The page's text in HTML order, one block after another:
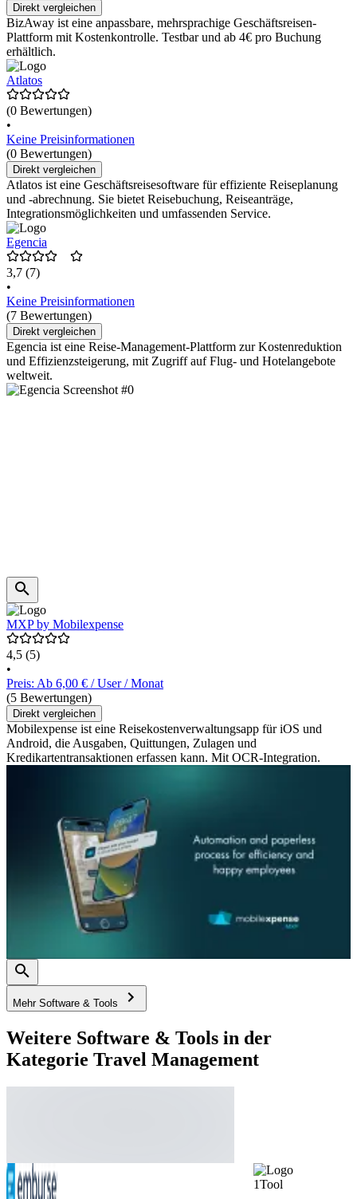
Direkt vergleichen
BizAway ist eine anpassbare, mehrsprachige Geschäftsreisen-
Plattform mit Kostenkontrolle. Testbar und ab 4€ pro Buchung
erhältlich.
Atlatos
(0 Bewertungen)
•
Keine Preisinformationen
(0 Bewertungen)
Direkt vergleichen
Atlatos ist eine Geschäftsreisesoftware für effiziente Reiseplanung
und -abrechnung. Sie bietet Reisebuchung, Reiseanträge,
Integrationsmöglichkeiten und umfassenden Service.
Egencia
3,7 (7)
•
Keine Preisinformationen
(7 Bewertungen)
Direkt vergleichen
Egencia ist eine Reise-Management-Plattform zur Kostenreduktion
und Effizienzsteigerung, mit Zugriff auf Flug- und Hotelangebote
weltweit.
MXP by Mobilexpense
4,5 (5)
•
Preis: Ab 6,00 € / User / Monat
(5 Bewertungen)
Direkt vergleichen
Mobilexpense ist eine Reisekostenverwaltungsapp für iOS und
Android, die Ausgaben, Quittungen, Zulagen und
Kredikartentransaktionen erfassen kann. Mit OCR-Integration.
Mehr Software & Tools
Weitere Software & Tools in der
Kategorie Travel Management
1Tool